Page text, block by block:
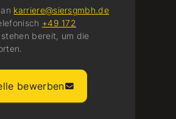
karriere@siersgmbh.de
+49 172
bereit, um die
bewerben